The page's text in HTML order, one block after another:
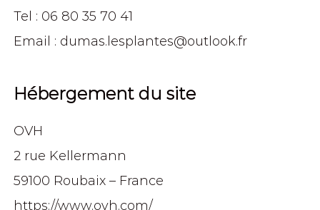
Tel : 06 80 35 70 41
Email : dumas.lesplantes@outlook.fr
Hébergement du site
OVH
2 rue Kellermann
59100 Roubaix – France
https://www.ovh.com/